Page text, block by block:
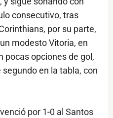
consecutivo, tras
por su parte,
modesto Vitoria, en
pocas opciones de gol,
en la tabla, con
por 1-0 al Santos